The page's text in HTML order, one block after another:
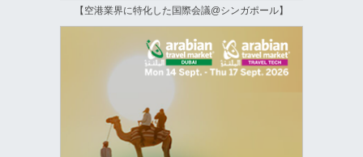
【空港業界に特化した国際会議@シンガポール】